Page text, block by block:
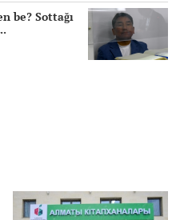
be? Sottağı